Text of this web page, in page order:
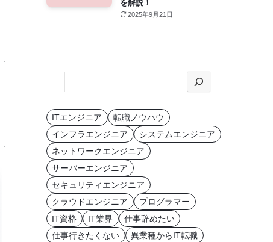
を解説！
2025年9月21日
ら
探
す
ITエンジニア
転職ノウハウ
インフラエンジニア
システムエンジニア
ネットワークエンジニア
サーバーエンジニア
セキュリティエンジニア
クラウドエンジニア
プログラマー
IT資格
IT業界
仕事辞めたい
仕事行きたくない
異業種からIT転職